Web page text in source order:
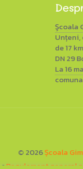
Şcoala
Unțeni,
de 17
DN 29
La 16
© 2026Școala
▪Regulament general